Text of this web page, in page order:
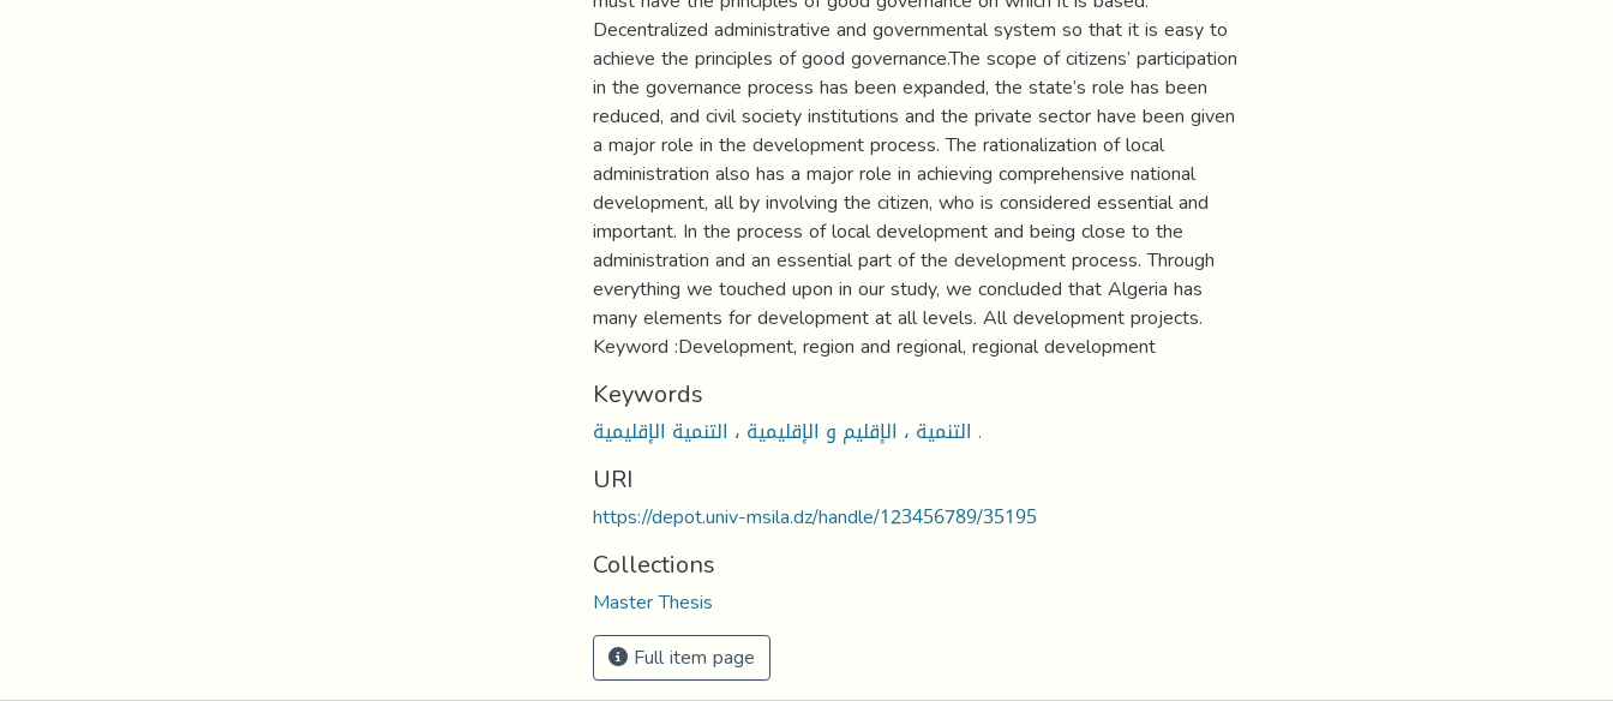
Decentralized administrative and governmental system so that it is easy to
achieve the principles of good governance.The scope of citizens’ participation
in the governance process has been expanded, the state’s role has been
reduced, and civil society institutions and the private sector have been given
a major role in the development process. The rationalization of local
administration also has a major role in achieving comprehensive national
development, all by involving the citizen, who is considered essential and
important. In the process of local development and being close to the
administration and an essential part of the development process. Through
everything we touched upon in our study, we concluded that Algeria has
many elements for development at all levels. All development projects.
Keyword :Development, region and regional, regional development
Keywords
التنمية ، الإقليم و الإقليمية ، التنمية الإقليمية .
URI
https://depot.univ-msila.dz/handle/123456789/35195
Collections
Master Thesis
Full item page